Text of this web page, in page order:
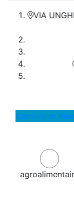
VIA
Carrière et